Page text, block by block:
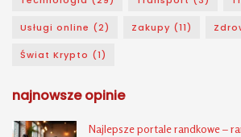
Usługi online (2) Zakupy (11)
Świat Krypto (1)
najnowsze opinie
Najlepsze portale randkowe –